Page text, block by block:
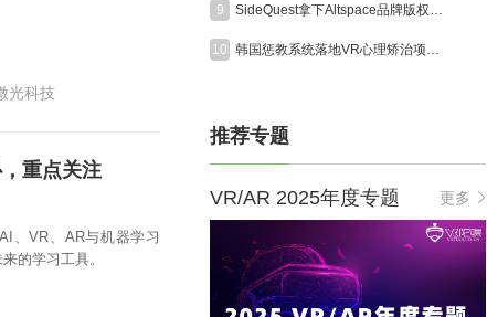
光科技
重点关注
、VR、AR与机器学习
的学习工具。
9
10
推荐专题
VR/AR 2025年度专题 更多